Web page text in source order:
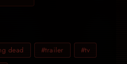
dead #trailer #tv